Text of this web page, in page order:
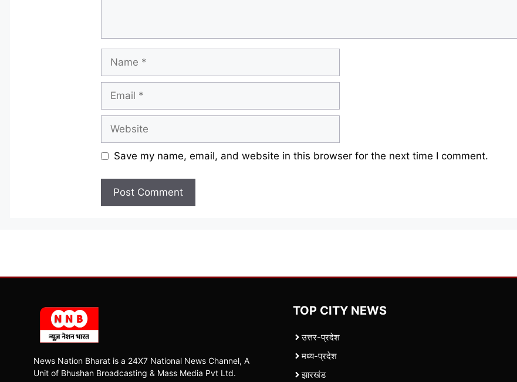
Name
Email
Website
Save my name, email, and website in this browser for the next time I comment.
News Nation Bharat is a 24X7 National News Channel, A
Unit of Bhushan Broadcasting & Mass Media Pvt Ltd.
TOP CITY NEWS
उत्तर-प्रदेश
मध्य-प्रदेश
झारखंड